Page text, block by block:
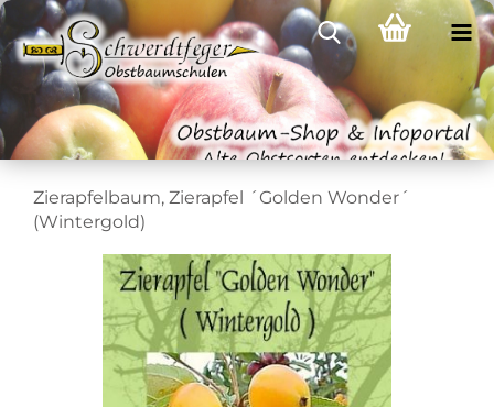
Zierapfelbaum, Zierapfel ´Golden Wonder´
(Wintergold)